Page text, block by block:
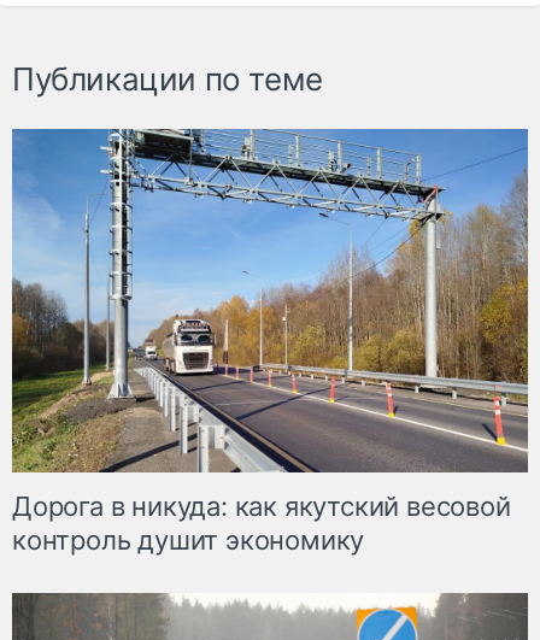
Публикации по теме
Дорога в никуда: как якутский весовой
контроль душит экономику